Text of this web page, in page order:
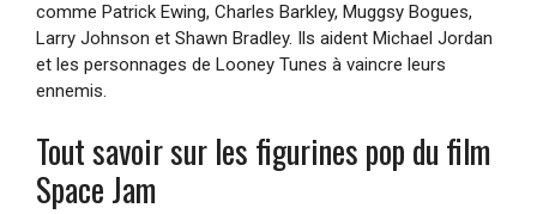
comme Patrick Ewing, Charles Barkley, Muggsy Bogues,
Larry Johnson et Shawn Bradley. Ils aident Michael Jordan
et les personnages de Looney Tunes à vaincre leurs
ennemis.
Tout savoir sur les figurines pop du film
Space Jam